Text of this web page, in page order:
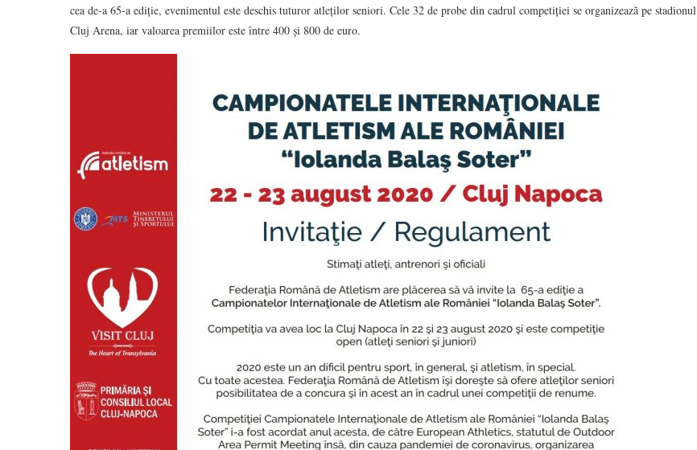
cea de-a 65-a ediție, evenimentul este deschis tuturor atleților seniori. Cele 32 de probe din cadrul competiției se organizează pe stadionul
Cluj Arena, iar valoarea premiilor este între 400 și 800 de euro.